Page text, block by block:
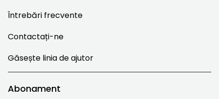
Întrebări frecvente
Contactați-ne
Găsește linia de ajutor
Abonament